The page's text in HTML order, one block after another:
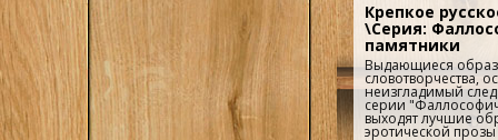
Крепкое
\Серия:
памятники
Выдающиеся
словотворчества,
неизгладимый след
серии
выходят лучшие
эротической